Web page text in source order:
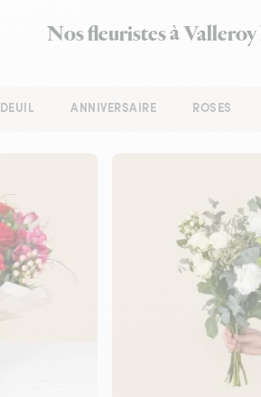
Nos fleuristes à
DEUIL ANNIVERSAIRE ROSES